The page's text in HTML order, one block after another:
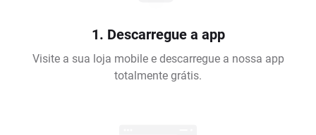
1. Descarregue a app
Visite a sua loja mobile e descarregue a nossa app
totalmente grátis.